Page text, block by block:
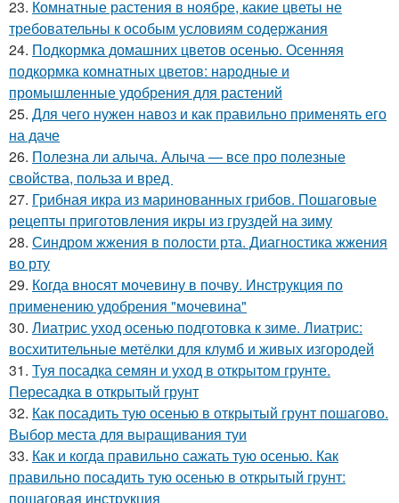
23. Комнатные растения в ноябре, какие цветы не
требовательны к особым условиям содержания
24. Подкормка домашних цветов осенью. Осенняя
подкормка комнатных цветов: народные и
промышленные удобрения для растений
25. Для чего нужен навоз и как правильно применять его
на даче
26. Полезна ли алыча. Алыча — все про полезные
свойства, польза и вред
27. Грибная икра из маринованных грибов. Пошаговые
рецепты приготовления икры из груздей на зиму
28. Синдром жжения в полости рта. Диагностика жжения
во рту
29. Когда вносят мочевину в почву. Инструкция по
применению удобрения "мочевина"
30. Лиатрис уход осенью подготовка к зиме. Лиатрис:
восхитительные метёлки для клумб и живых изгородей
31. Туя посадка семян и уход в открытом грунте.
Пересадка в открытый грунт
32. Как посадить тую осенью в открытый грунт пошагово.
Выбор места для выращивания туи
33. Как и когда правильно сажать тую осенью. Как
правильно посадить тую осенью в открытый грунт:
пошаговая инструкция